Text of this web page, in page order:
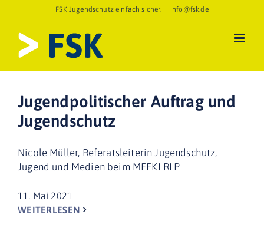
springen
FSK Jugendschutz einfach sicher. info@fsk.de
Jugendpolitischer Auftrag und
Jugendschutz
Nicole Müller, Referatsleiterin Jugendschutz,
Jugend und Medien beim MFFKI RLP
11. Mai 2021
WEITERLESEN